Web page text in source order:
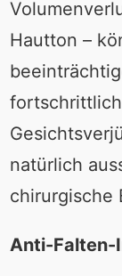
Hautton –
natürlich
chirurgische
Anti-Falten-